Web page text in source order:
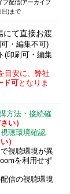
ブ配信(アーカイブ
日)まで
にて直接お渡
・編集不可)
(印刷可・編集
目安に、弊社
可 となりま
方法・接続確
い）
聴環境確認
）
視聴環境が異
を利用せず
信の視聴環境